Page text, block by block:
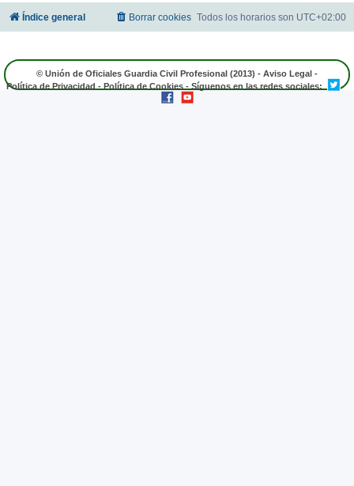
Índice general Todos los horarios son UTC+02:00
Borrar cookies
© Unión de Oficiales Guardia Civil Profesional (2013) - Aviso Legal -
Política de Privacidad - Política de Cookies - Síguenos en las redes sociales: